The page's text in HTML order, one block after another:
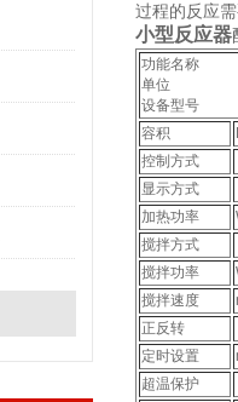
过程的反应需
小型反应器
功能名称
单位
设备型号
容积
控制方式
显示方式
加热功率
搅拌方式
搅拌功率
搅拌速度
正反转
定时设置
超温保护